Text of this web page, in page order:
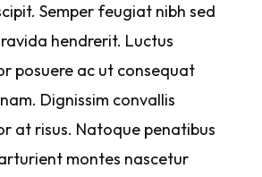
Semper feugiat nibh sed
hendrerit. Luctus
posuere ac ut consequat
Dignissim convallis
at risus. Natoque penatibus
montes nascetur